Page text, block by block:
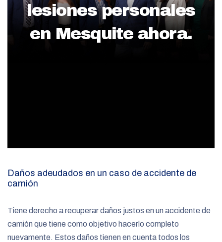
lesiones personales
en Mesquite ahora.
Daños adeudados en un caso de accidente de
camión
Tiene derecho a recuperar daños justos en un accidente de
camión que tiene como objetivo hacerlo completo
nuevamente. Estos daños tienen en cuenta todos los